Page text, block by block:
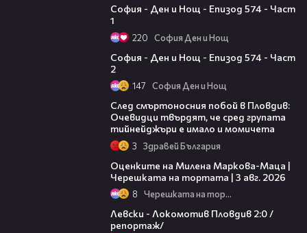
София - Ден и Нощ - Епизод 574 - Част
1
220 София Ден и Нощ
София - Ден и Нощ - Епизод 574 - Част
2
147 София Ден и Нощ
След смъртоносния побой в Пловдив:
Очевидци твърдят, че сред групата
тийнейджъри е имало и момичета
3 Здравей България
Оценките на Милена Маркова-Маца |
Черешката на тортата | 3 авг. 2026
8 Черешката на тортата
Левски - Локомотив Пловдив 2:0 /
репортаж/